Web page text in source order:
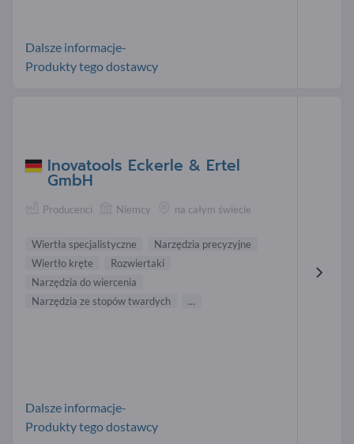
Dalsze informacje-
Produkty tego dostawcy
Inovatools Eckerle & Ertel
GmbH
Producenci Niemcy na całym świecie
Wiertła specjalistyczne
Narzędzia precyzyjne
Wiertło kręte
Rozwiertaki
Narzędzia do wiercenia
Narzędzia ze stopów twardych
...
Dalsze informacje-
Produkty tego dostawcy